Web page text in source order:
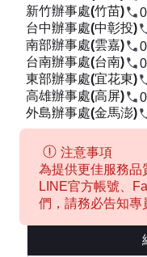
新竹辦事處(竹苗)
台中辦事處(中彰投)
南部辦事處(雲嘉)
台南辦事處(台南)
東部辦事處(宜花東)
高雄辦事處(高屏)
外島辦事處(金馬澎)
注意事項
為提供更佳服務品
LINE官方帳號、
們，請務必告知專